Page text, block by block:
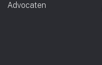
Advocaten